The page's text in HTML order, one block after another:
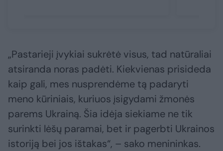
„Pastarieji įvykiai sukrėtė visus, tad natūraliai
atsiranda noras padėti. Kiekvienas prisideda
kaip gali, mes nusprendėme tą padaryti
meno kūriniais, kuriuos įsigydami žmonės
parems Ukrainą. Šia idėja siekiame ne tik
surinkti lėšų paramai, bet ir pagerbti Ukrainos
istoriją bei jos ištakas“, – sako menininkas.